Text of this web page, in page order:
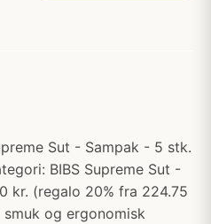
Sut - Sampak - 5 stk.
BIBS Supreme Sut -
kr. (regalo 20% fra 224.75
smuk og ergonomisk